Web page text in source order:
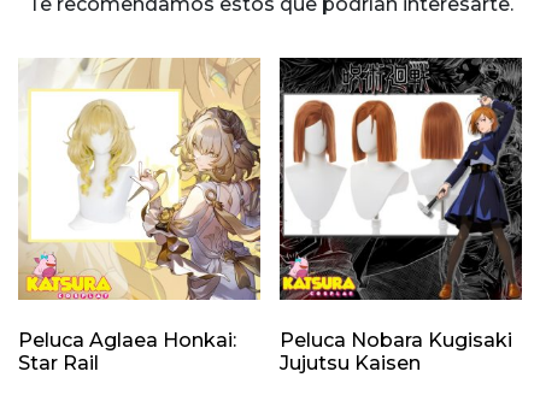
Peluca Aglaea Honkai:
Star Rail
Peluca Nobara Kugisaki
Jujutsu Kaisen